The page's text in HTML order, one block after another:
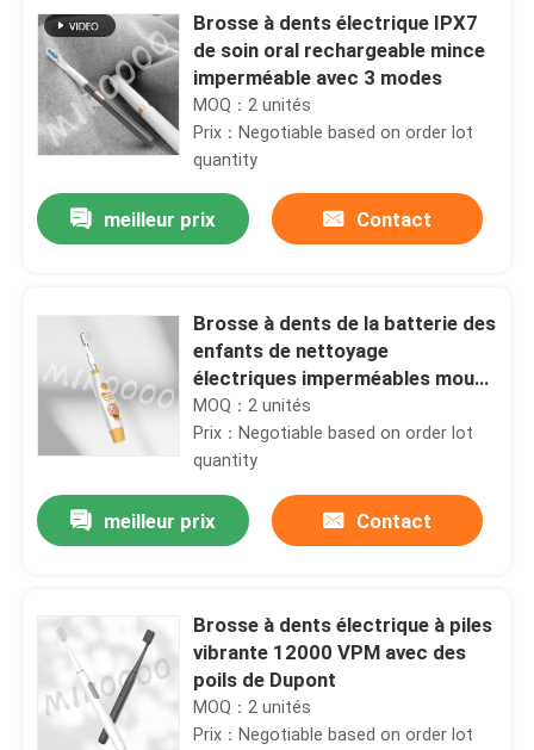
Brosse à dents électrique IPX7
de soin oral rechargeable mince
imperméable avec 3 modes
MOQ：2 unités
Prix：Negotiable based on order lot
quantity
meilleur prix Contact
Brosse à dents de la batterie des
enfants de nettoyage
électriques imperméables mous
de la brosse à dents IPX7
MOQ：2 unités
Prix：Negotiable based on order lot
quantity
meilleur prix Contact
Brosse à dents électrique à piles
vibrante 12000 VPM avec des
poils de Dupont
MOQ：2 unités
Prix：Negotiable based on order lot